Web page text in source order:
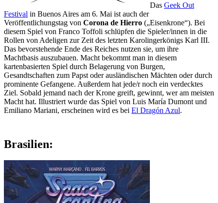
Das Geek Out
Festival in Buenos Aires am 6. Mai ist auch der
Veröffentlichungstag von Corona de Hierro („Eisenkrone“). Bei
diesem Spiel von Franco Toffoli schlüpfen die Spieler/innen in die
Rollen von Adeligen zur Zeit des letzten Karolingerkönigs Karl III.
Das bevorstehende Ende des Reiches nutzen sie, um ihre
Machtbasis auszubauen. Macht bekommt man in diesem
kartenbasierten Spiel durch Belagerung von Burgen,
Gesandtschaften zum Papst oder ausländischen Mächten oder durch
prominente Gefangene. Außerdem hat jede/r noch ein verdecktes
Ziel. Sobald jemand nach der Krone greift, gewinnt, wer am meisten
Macht hat. Illustriert wurde das Spiel von Luis María Dumont und
Emiliano Mariani, erscheinen wird es bei El Dragón Azul.
Brasilien: